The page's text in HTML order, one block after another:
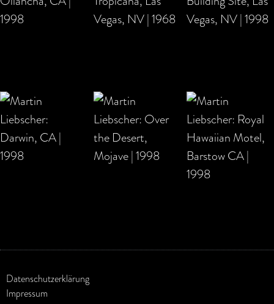
Datenschutzerklärung
Impressum